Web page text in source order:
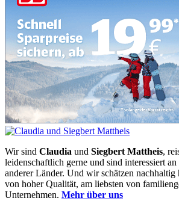
Wir sind Claudia und Siegbert Mattheis,
leidenschaftlich gerne und sind interessiert
anderer Länder. Und wir schätzen nachhaltig
von hoher Qualität, am liebsten von
Unternehmen. Mehr über uns